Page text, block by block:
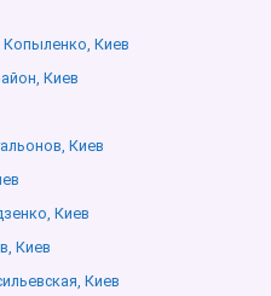
Копыленко, Киев
Киев
Киев
Киев
Киев
Киев